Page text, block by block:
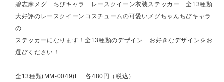
碧志摩メグ ちびキャラ レースクイーン衣装ステッカー 全13種類
大好評のレースクイーンコスチュームの可愛いメグちゃんちびキャラ
の
ステッカーになります！全13種類のデザイン お好きなデザインをお
選びください！
全13種類(MM-0049)E 各480円（税込）